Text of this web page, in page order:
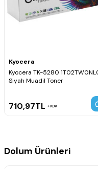
Kyocera
Kyocera TK-5280
Siyah Muadil Toner
710,97TL KDV
Dolum Ürünleri